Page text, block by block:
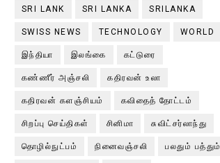
SRI LANK SRI LANKA SRILANKA
SWISS NEWS TECHNOLOGY WORLD
இந்தியா இலங்கை கட்டுரை
கண்ணீர் அஞ்சலி கதிரவன் உலா
கதிரவன் களஞ்சியம் கவிதைத் தோட்டம்
சிறப்பு செய்திகள் சினிமா சுவிட்சர்லாந்து
தொழில்நுட்பம் நினைவஞ்சலி பலதும் பத்தும்